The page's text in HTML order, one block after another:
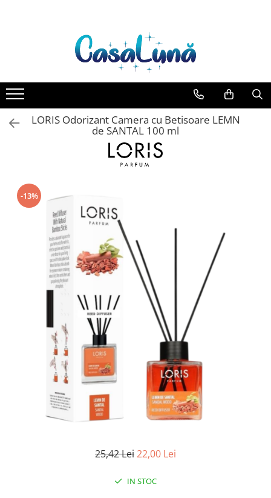
Toate Produsele
Gamma D'ORO Odorizant Cu
Betisoare 120 ml
EYFEL
EYFEL Odorizant Auto 10 ml
EYFEL Odorizant Camera cu
LORIS
LORIS Odorizant cu Betisoare 120
Detergent Rufe
Anticalcar
Apret & solutii speciale
Detergent pudra
Parfum de rufe
Solutie de intretinere textile
Solutii de scos pete
LORIS Odorizant Camera cu Betisoare LEMN
de SANTAL 100 ml
-13%
25,42 Lei22,00 Lei
IN STOC